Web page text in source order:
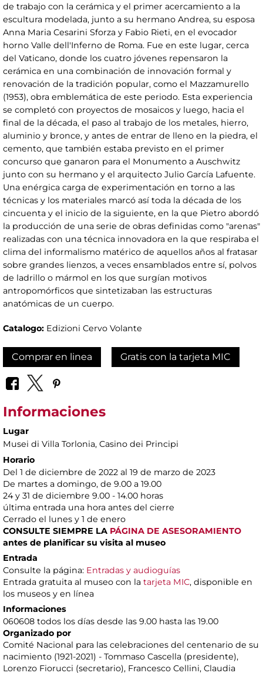
de trabajo con la cerámica y el primer acercamiento a la
escultura modelada, junto a su hermano Andrea, su esposa
Anna Maria Cesarini Sforza y Fabio Rieti, en el evocador
horno Valle dell'Inferno de Roma. Fue en este lugar, cerca
del Vaticano, donde los cuatro jóvenes repensaron la
cerámica en una combinación de innovación formal y
renovación de la tradición popular, como el Mazzamurello
(1953), obra emblemática de este periodo. Esta experiencia
se completó con proyectos de mosaicos y luego, hacia el
final de la década, el paso al trabajo de los metales, hierro,
aluminio y bronce, y antes de entrar de lleno en la piedra, el
cemento, que también estaba previsto en el primer
concurso que ganaron para el Monumento a Auschwitz
junto con su hermano y el arquitecto Julio García Lafuente.
Una enérgica carga de experimentación en torno a las
técnicas y los materiales marcó así toda la década de los
cincuenta y el inicio de la siguiente, en la que Pietro abordó
la producción de una serie de obras definidas como "arenas"
realizadas con una técnica innovadora en la que respiraba el
clima del informalismo matérico de aquellos años al fratasar
sobre grandes lienzos, a veces ensamblados entre sí, polvos
de ladrillo o mármol en los que surgían motivos
antropomórficos que sintetizaban las estructuras
anatómicas de un cuerpo.
Catalogo: Edizioni Cervo Volante
Comprar en linea Gratis con la tarjeta MIC
Informaciones
Lugar
Musei di Villa Torlonia, Casino dei Principi
Horario
Del 1 de diciembre de 2022 al 19 de marzo de 2023
De martes a domingo, de 9.00 a 19.00
24 y 31 de diciembre 9.00 - 14.00 horas
última entrada una hora antes del cierre
Cerrado el lunes y 1 de enero
CONSULTE SIEMPRE LA PÁGINA DE ASESORAMIENTO
antes de planificar su visita al museo
Entrada
Consulte la página: Entradas y audioguías
Entrada gratuita al museo con la tarjeta MIC, disponible en
los museos y en línea
Informaciones
060608 todos los días desde las 9.00 hasta las 19.00
Organizado por
Comité Nacional para las celebraciones del centenario de su
nacimiento (1921-2021) - Tommaso Cascella (presidente),
Lorenzo Fiorucci (secretario), Francesco Cellini, Claudia